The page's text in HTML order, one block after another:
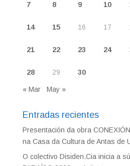
7 8 9 10
14 15 16 17
21 22 23 24
28 29 30
« Mar May »
Entradas recientes
Presentación da obra
na Casa da Cultura de Antas de
O colectivo Disiden.Cia inicia a